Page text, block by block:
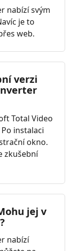
nabízí svým
je to
web.
verzi
Total Video
instalaci
okno.
zkušební
jej v
nabízí